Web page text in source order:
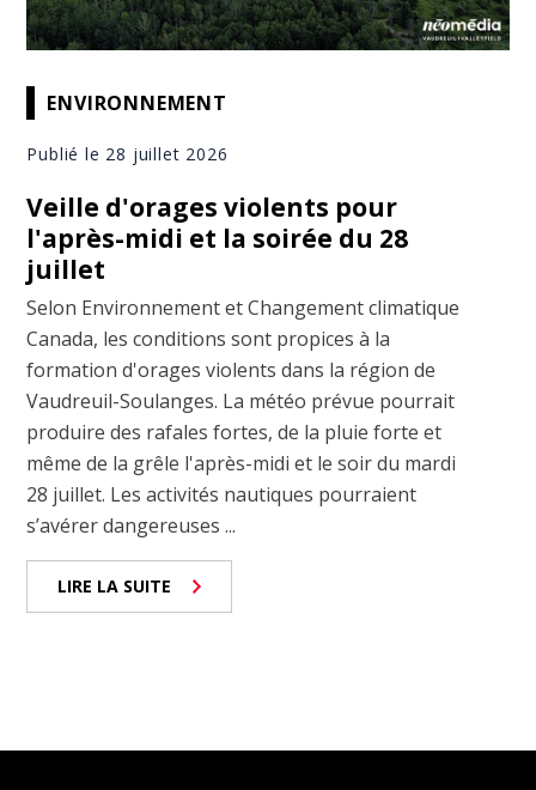
ENVIRONNEMENT
Publié le 28 juillet 2026
Veille d'orages violents pour
l'après-midi et la soirée du 28
juillet
Selon Environnement et Changement climatique
Canada, les conditions sont propices à la
formation d'orages violents dans la région de
Vaudreuil-Soulanges. La météo prévue pourrait
produire des rafales fortes, de la pluie forte et
même de la grêle l'après-midi et le soir du mardi
28 juillet. Les activités nautiques pourraient
s’avérer dangereuses ...
LIRE LA SUITE